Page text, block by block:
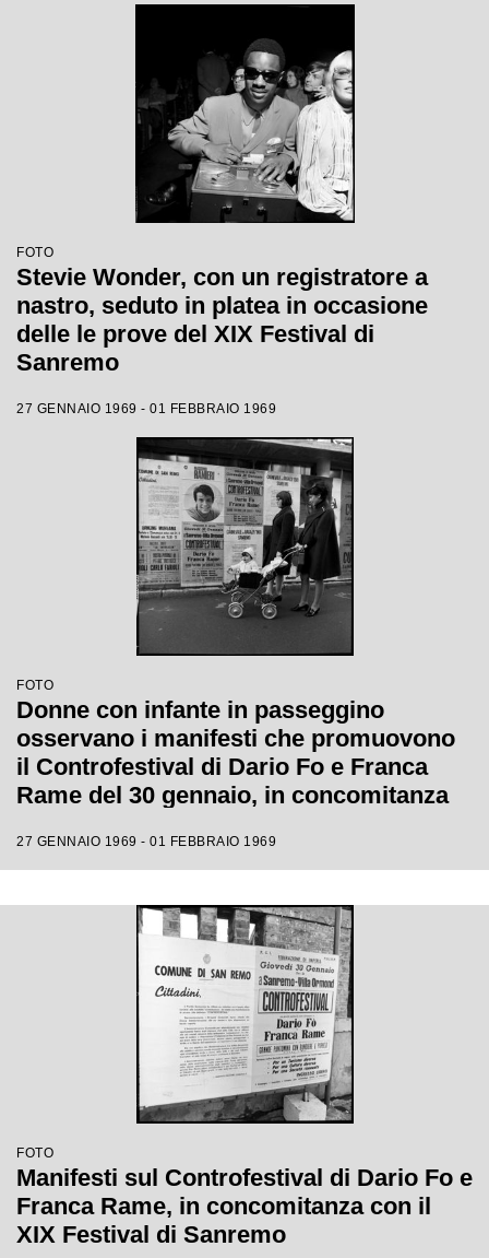
FOTO
Stevie Wonder, con un registratore a
nastro, seduto in platea in occasione
delle le prove del XIX Festival di
Sanremo
27 GENNAIO 1969 - 01 FEBBRAIO 1969
FOTO
Donne con infante in passeggino
osservano i manifesti che promuovono
il Controfestival di Dario Fo e Franca
Rame del 30 gennaio, in concomitanza
27 GENNAIO 1969 - 01 FEBBRAIO 1969
FOTO
Manifesti sul Controfestival di Dario Fo e
Franca Rame, in concomitanza con il
XIX Festival di Sanremo